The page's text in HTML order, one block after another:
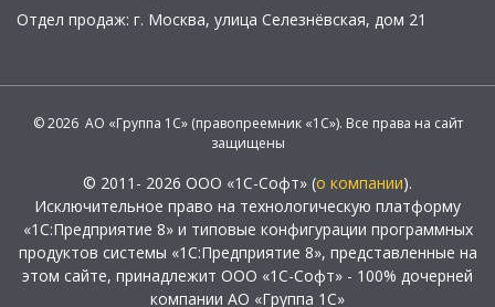
Отдел продаж: г. Москва, улица Селезнёвская, дом 21
© 2026 АО «Группа 1С» (правопреемник «1С»). Все права на сайт
защищены
© 2011- 2026 ООО «1С-Софт» (о компании).
Исключительное право на технологическую платформу
«1С:Предприятие 8» и типовые конфигурации программных
продуктов системы «1С:Предприятие 8», представленные на
этом сайте, принадлежит ООО «1С-Софт» - 100% дочерней
компании АО «Группа 1С»